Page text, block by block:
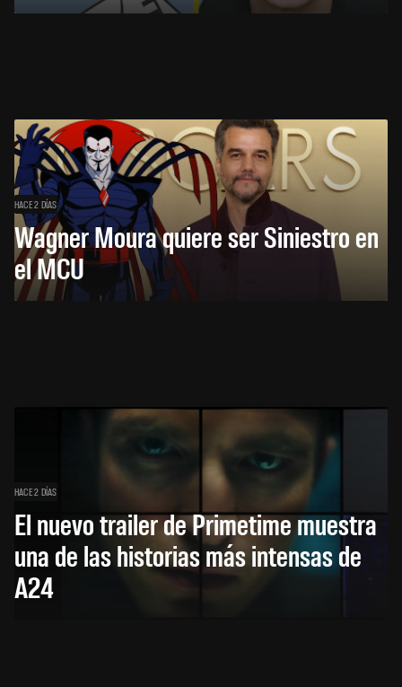
HACE 2 DÍAS
Wagner Moura quiere ser Siniestro en
el MCU
HACE 2 DÍAS
El nuevo trailer de Primetime muestra
una de las historias más intensas de
A24